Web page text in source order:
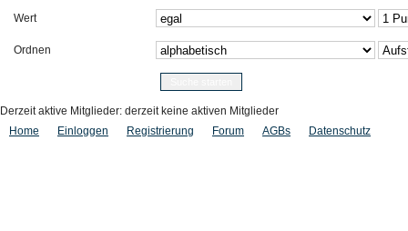
Wert
Ordnen
Derzeit aktive Mitglieder: derzeit keine aktiven Mitglieder
Home
Einloggen Registrierung Forum AGBs Datenschutz